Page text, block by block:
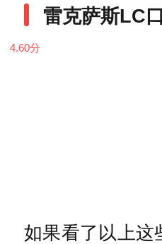
雷克萨斯LC
4.60分
如果看了以上这